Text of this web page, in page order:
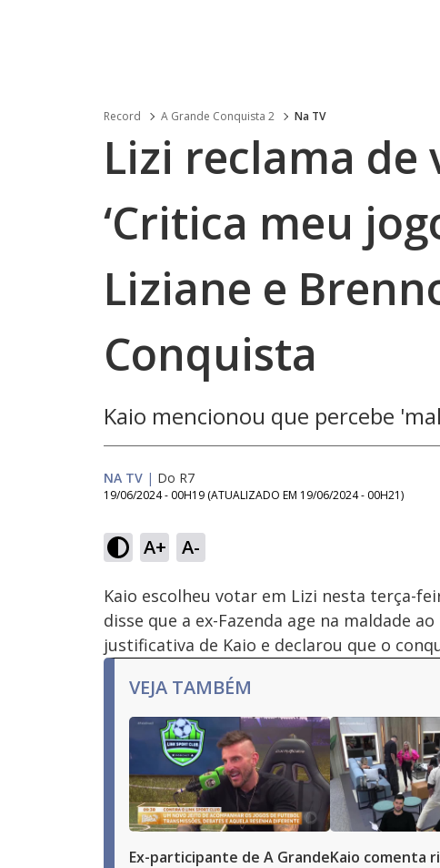
Record A Grande Conquista 2 Na TV
Lizi reclama de
‘Critica meu
Liziane e
Conquista
Kaio mencionou que percebe
NA TV | Do R7
19/06/2024 - 00H19 (ATUALIZADO EM 19/06/2024 - 00H21)
A+ A-
Ativar
Som
Kaio escolheu votar em Lizi nesta terça-
disse que a ex-Fazenda age na maldade
justificativa de Kaio e declarou que o
VEJA TAMBÉM
Ex-participante de A GrandeKaio comenta